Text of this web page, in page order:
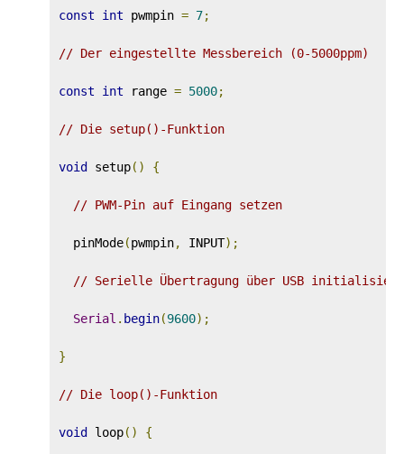
const int pwmpin = 7;
// Der eingestellte Messbereich (0-5000ppm)
const int range = 5000;
// Die setup()-Funktion
void setup() {
// PWM-Pin auf Eingang setzen
pinMode(pwmpin, INPUT);
// Serielle Übertragung über USB
Serial . begin(9600);
}
// Die loop()-Funktion
void loop() {